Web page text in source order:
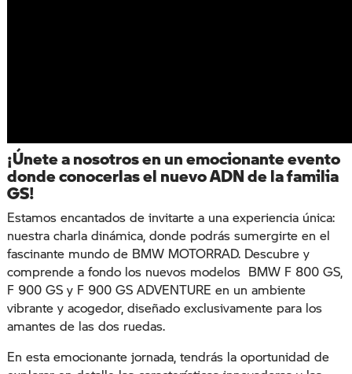
¡Únete a nosotros en un emocionante evento
donde conocerlas el nuevo ADN de la familia
GS!
Estamos encantados de invitarte a una experiencia única:
nuestra charla dinámica, donde podrás sumergirte en el
fascinante mundo de BMW MOTORRAD. Descubre y
comprende a fondo los nuevos modelos BMW F 800 GS,
F 900 GS y F 900 GS ADVENTURE en un ambiente
vibrante y acogedor, diseñado exclusivamente para los
amantes de las dos ruedas.
En esta emocionante jornada, tendrás la oportunidad de